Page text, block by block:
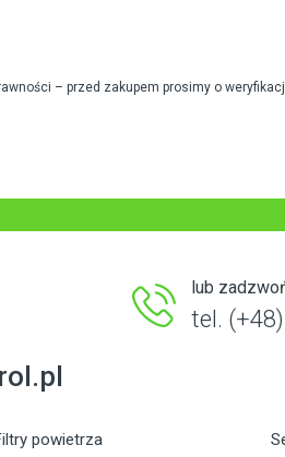
– przed zakupem prosimy o
lub
tel. (+48)
powietrza